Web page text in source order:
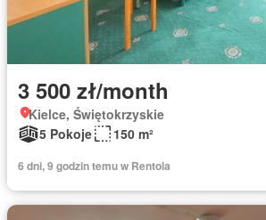
3 500 zł/month
Kielce, Świętokrzyskie
5 Pokoje
150 m²
6 dni, 9 godzin temu w Rentola